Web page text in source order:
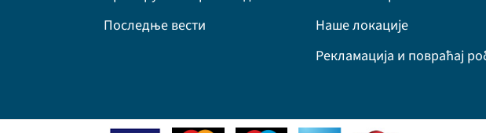
Последње вести
Наше локације
Рекламација и повраћај